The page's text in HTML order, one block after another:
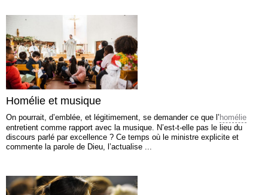
Homélie et musique
On pourrait, d’emblée, et légitimement, se demander ce que l’homélie
entretient comme rapport avec la musique. N’est-t-elle pas le lieu du
discours parlé par excellence ? Ce temps où le ministre explicite et
commente la parole de Dieu, l’actualise ...